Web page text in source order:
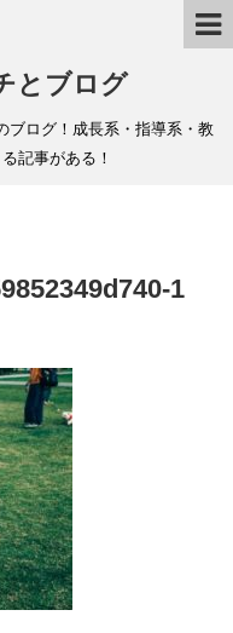
とブログ
ブログ！成長系・指導系・教
記事がある！
1